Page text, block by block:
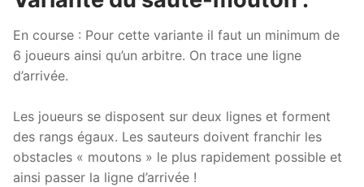
En course : Pour cette variante il faut un minimum de
6 joueurs ainsi qu’un arbitre. On trace une ligne
d’arrivée.
Les joueurs se disposent sur deux lignes et forment
des rangs égaux. Les sauteurs doivent franchir les
obstacles « moutons » le plus rapidement possible et
ainsi passer la ligne d’arrivée !